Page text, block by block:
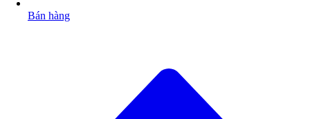
Bán hàng